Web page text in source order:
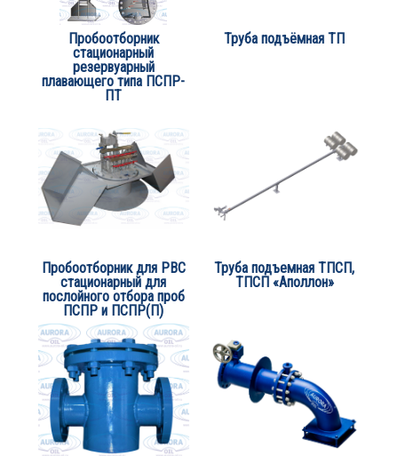
Пробоотборник
стационарный
резервуарный
плавающего типа ПСПР-
ПТ
Труба подъёмная ТП
Пробоотборник для РВС
стационарный для
послойного отбора проб
ПСПР и ПСПР(П)
Труба подъемная ТПСП,
ТПСП «Аполлон»